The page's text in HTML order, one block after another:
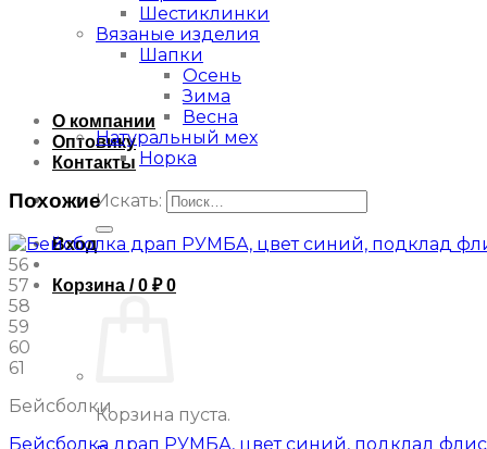
О компании
Оптовику
Контакты
Искать:
Вход
Корзина /0 ₽ 0
Корзина пуста.
Шестиклинки
Вязаные изделия
Шапки
Осень
Зима
Весна
Натуральный мех
Норка
Похожие
56
57
58
59
60
61
Бейсболки
Бейсболка драп РУМБА, цвет синий, подклад флис